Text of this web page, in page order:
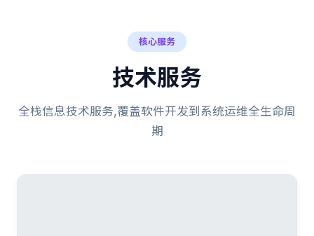
核心服务
技术服务
全栈信息技术服务,覆盖软件开发到系统运维全生命周
期